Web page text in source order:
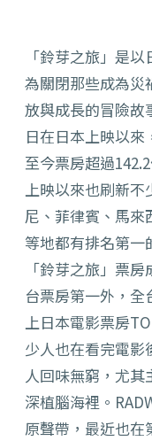
「鈴芽之旅」是
為關閉那些成為災
放與成長的冒險故
日在日本上映以來
至今票房超過142.2
上映以來也刷新不
尼、菲律賓、馬來
等地都有排名第一
「鈴芽之旅」票
台票房第一外，全
上日本電影票房
少人也在看完電影
人回味無窮，尤其
深植腦海裡。
原聲帶，最近也在